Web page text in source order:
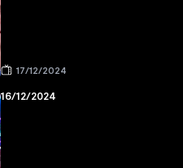
17/12/2024
16/12/2024